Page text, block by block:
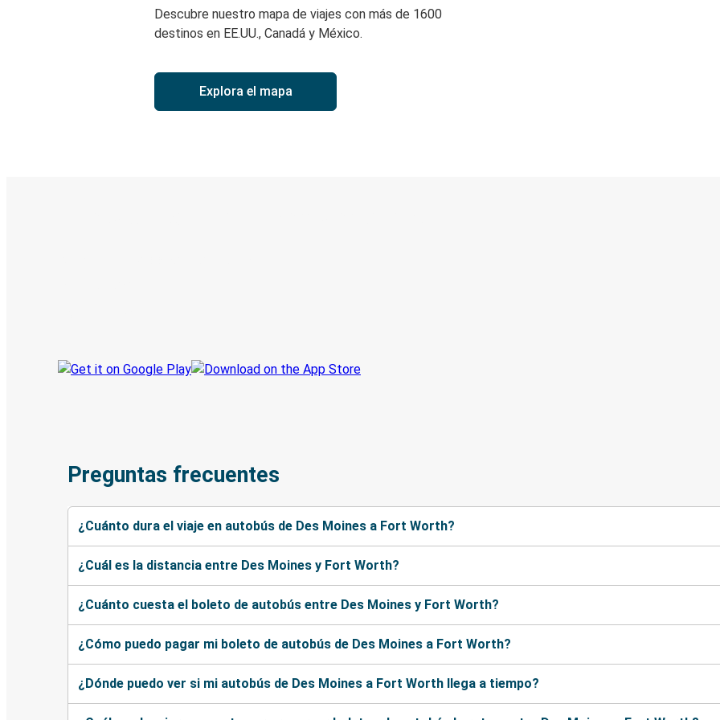
Descubre nuestro mapa de viajes con más de 1600
destinos en EE.UU., Canadá y México.
Explora el mapa
Preguntas frecuentes
¿Cuánto dura el viaje en autobús de Des Moines a Fort Worth?
¿Cuál es la distancia entre Des Moines y Fort Worth?
¿Cuánto cuesta el boleto de autobús entre Des Moines y Fort Worth?
¿Cómo puedo pagar mi boleto de autobús de Des Moines a Fort Worth?
¿Dónde puedo ver si mi autobús de Des Moines a Fort Worth llega a tiempo?